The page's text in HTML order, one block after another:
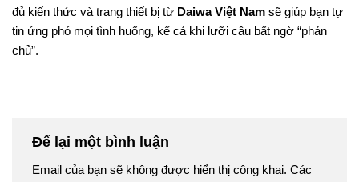
đủ kiến thức và trang thiết bị từ Daiwa Việt Nam sẽ giúp bạn tự
tin ứng phó mọi tình huống, kể cả khi lưỡi câu bất ngờ “phản
chủ”.
Để lại một bình luận
Email của bạn sẽ không được hiển thị công khai. Các